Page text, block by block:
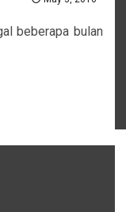
beberapa bulan